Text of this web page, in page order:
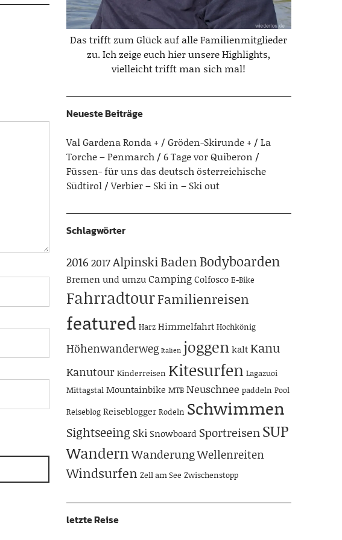
Das trifft zum Glück auf alle Familienmitglieder
zu. Ich zeige euch hier unsere Highlights,
vielleicht trifft man sich mal!
Neueste Beiträge
Val Gardena Ronda + / Gröden-Skirunde +
La
Torche – Penmarch
6 Tage vor Quiberon
Füssen- für uns das deutsch österreichische
Südtirol
Verbier – Ski in – Ski out
Schlagwörter
2016 2017AlpinskiBaden Bodyboarden
Bremen und umzuCampingColfosco E-Bike
FahrradtourFamilienreisen
featured Harz Himmelfahrt Hochkönig
Höhenwanderweg Italien joggenkaltKanu
Kanutour Kinderreisen Kitesurfen Lagazuoi
Mittagstal Mountainbike MTB Neuschnee paddeln Pool
Reiseblog Reiseblogger Rodeln Schwimmen
Sightseeing SkiSnowboard SportreisenSUP
WandernWanderungWellenreiten
Windsurfen Zell am See Zwischenstopp
letzte Reise